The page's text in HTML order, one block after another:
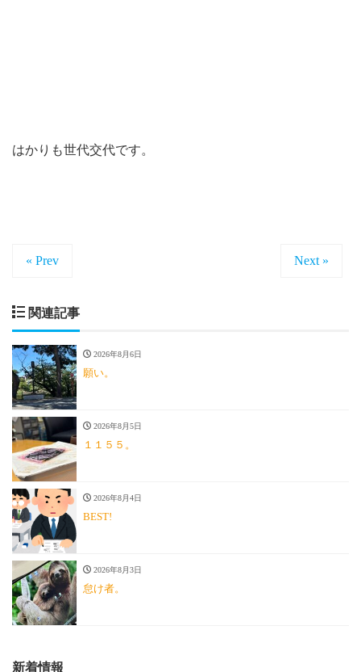
はかりも世代交代です。
« Prev Next »
関連記事
2026年8月6日
願い。
2026年8月5日
１１５５。
2026年8月4日
BEST!
2026年8月3日
怠け者。
新着情報